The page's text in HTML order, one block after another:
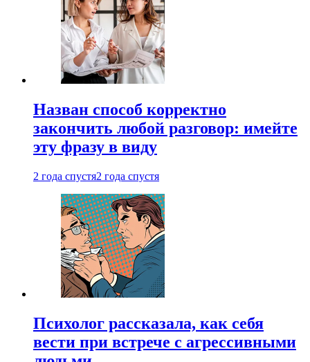
Назван способ корректно
закончить любой разговор: имейте
эту фразу в виду
2 года спустя2 года спустя
Психолог рассказала, как себя
вести при встрече с агрессивными